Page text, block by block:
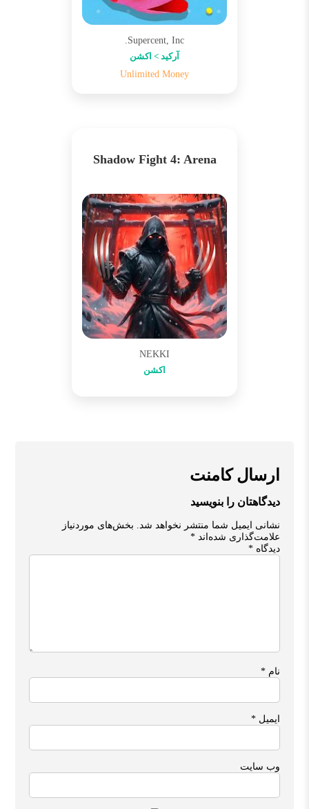
Supercent, Inc.
آرکید > اکشن
Unlimited Money
Shadow Fight 4: Arena
NEKKI
اکشن
ارسال کامنت
دیدگاهتان را بنویسید
نشانی ایمیل شما منتشر نخواهد شد. بخش‌های موردنیاز
علامت‌گذاری شده‌اند*
دیدگاه*
نام*
ایمیل*
وب‌ سایت